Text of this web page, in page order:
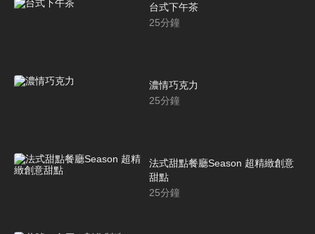
台式下午茶
25分鐘
濃情巧克力
25分鐘
法式甜點餐廳Season 超精緻創意
甜點
25分鐘